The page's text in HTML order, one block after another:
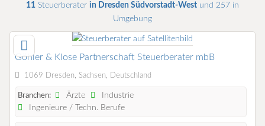
11 Steuerberater in Dresden Südvorstadt-West und 257 in
Umgebung
Göhler & Klose Partnerschaft Steuerberater mbB
1069 Dresden, Sachsen, Deutschland
Branchen: Ärzte
Industrie
Ingenieure / Techn. Berufe